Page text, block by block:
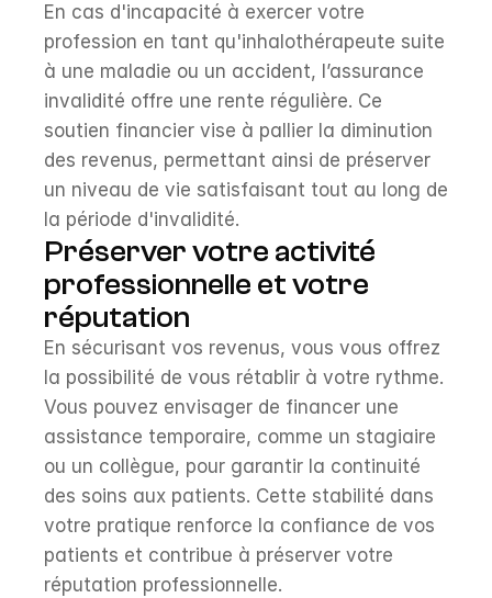
En cas d'incapacité à exercer votre
profession en tant qu'inhalothérapeute suite
à une maladie ou un accident, l’assurance
invalidité offre une rente régulière. Ce
soutien financier vise à pallier la diminution
des revenus, permettant ainsi de préserver
un niveau de vie satisfaisant tout au long de
la période d'invalidité.
Préserver votre activité
professionnelle et votre
réputation
En sécurisant vos revenus, vous vous offrez
la possibilité de vous rétablir à votre rythme.
Vous pouvez envisager de financer une
assistance temporaire, comme un stagiaire
ou un collègue, pour garantir la continuité
des soins aux patients. Cette stabilité dans
votre pratique renforce la confiance de vos
patients et contribue à préserver votre
réputation professionnelle.